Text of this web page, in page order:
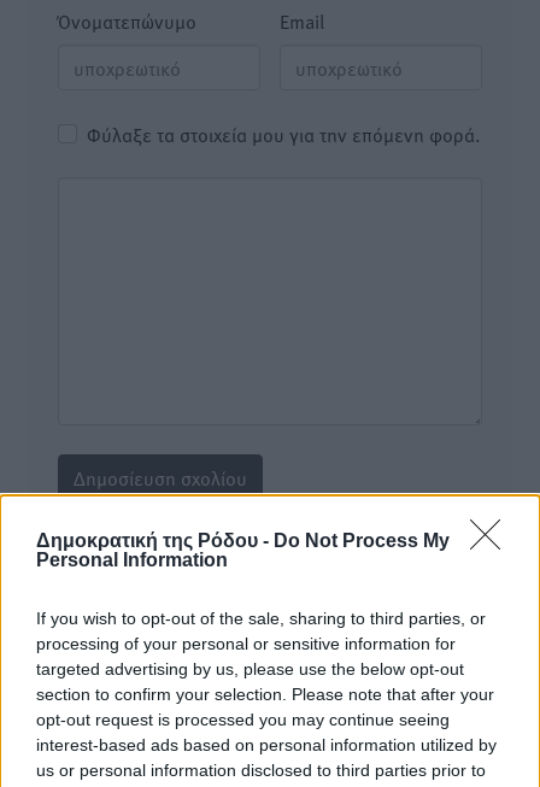
Δημοκρατική της Ρόδου - Do Not Process My
Personal Information
If you wish to opt-out of the sale, sharing to third parties, or
processing of your personal or sensitive information for
targeted advertising by us, please use the below opt-out
section to confirm your selection. Please note that after your
opt-out request is processed you may continue seeing
interest-based ads based on personal information utilized by
us or personal information disclosed to third parties prior to
Όνοματεπώνυμο Email
Φύλαξε τα στοιχεία μου για την επόμενη φορά.
Υπενθύμιση:
Για την μερική αναπαραγωγή της είδησης από άλλες
ιστοσελίδες είναι απαραίτητη η χρήση του παρακάτω
παρεχόμενου συνδέσμου παραπομπής προς το άρθρο
της Δημοκρατικής.